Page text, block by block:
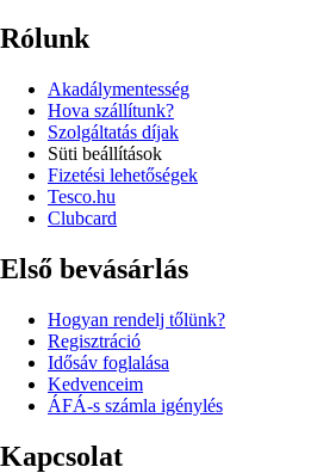
Rólunk
Akadálymentesség
Hova szállítunk?
Szolgáltatás díjak
Süti beállítások
Fizetési lehetőségek
Tesco.hu
Clubcard
Első bevásárlás
Hogyan rendelj tőlünk?
Regisztráció
Idősáv foglalása
Kedvenceim
ÁFÁ-s számla igénylés
Kapcsolat